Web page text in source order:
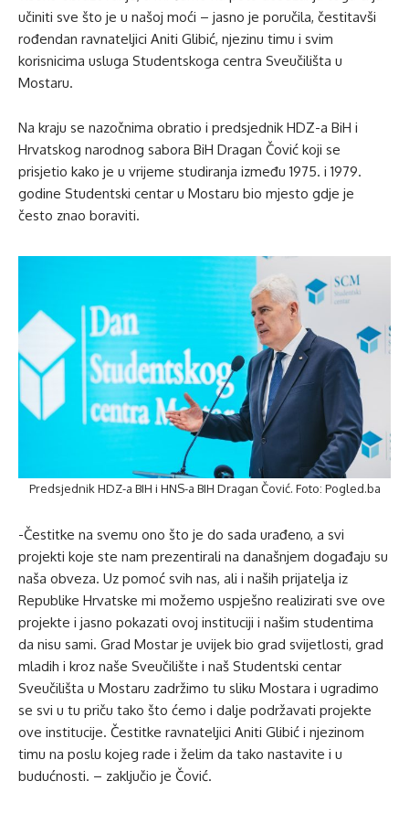
učiniti sve što je u našoj moći – jasno je poručila, čestitavši
rođendan ravnateljici Aniti Glibić, njezinu timu i svim
korisnicima usluga Studentskoga centra Sveučilišta u
Mostaru.
Na kraju se nazočnima obratio i predsjednik HDZ-a BiH i
Hrvatskog narodnog sabora BiH Dragan Čović koji se
prisjetio kako je u vrijeme studiranja između 1975. i 1979.
godine Studentski centar u Mostaru bio mjesto gdje je
često znao boraviti.
Predsjednik HDZ-a BIH i HNS-a BIH Dragan Čović. Foto: Pogled.ba
-Čestitke na svemu ono što je do sada urađeno, a svi
projekti koje ste nam prezentirali na današnjem događaju su
naša obveza. Uz pomoć svih nas, ali i naših prijatelja iz
Republike Hrvatske mi možemo uspješno realizirati sve ove
projekte i jasno pokazati ovoj instituciji i našim studentima
da nisu sami. Grad Mostar je uvijek bio grad svijetlosti, grad
mladih i kroz naše Sveučilište i naš Studentski centar
Sveučilišta u Mostaru zadržimo tu sliku Mostara i ugradimo
se svi u tu priču tako što ćemo i dalje podržavati projekte
ove institucije. Čestitke ravnateljici Aniti Glibić i njezinom
timu na poslu kojeg rade i želim da tako nastavite i u
budućnosti. – zaključio je Čović.